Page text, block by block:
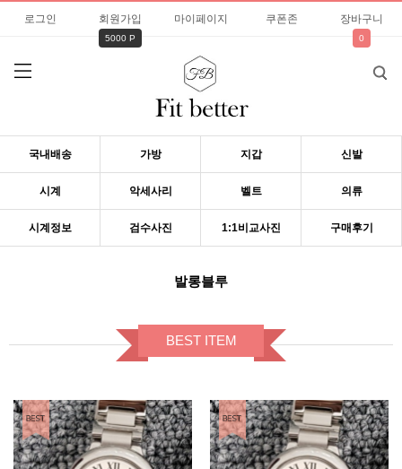
로그인 회원가입
5000 P
마이페이지 쿠폰존 장바구니
0
국내배송 가방 지갑 신발
시계 악세사리 벨트 의류
시계정보 검수사진 1:1비교사진 구매후기
발롱블루
BEST ITEM